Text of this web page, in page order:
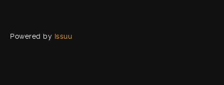
Powered by Issuu